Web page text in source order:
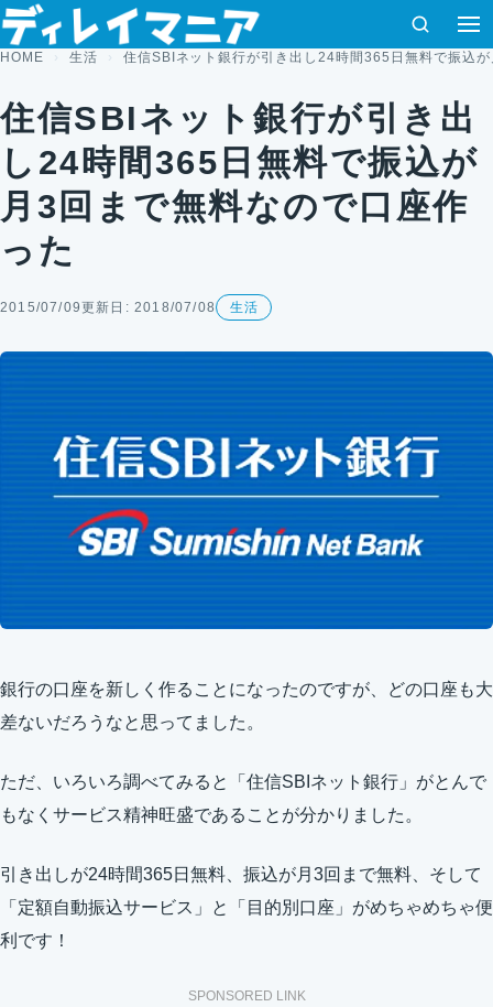
コンテンツへスキップ
検索
HOME 生活 住信SBIネット銀行が引き出し24時間365日無料で振込
住信SBIネット銀行が引き出
し24時間365日無料で振込が
月3回まで無料なので口座作
った
2015/07/09更新日: 2018/07/08 生活
銀行の口座を新しく作ることになったのですが、どの口座も大
差ないだろうなと思ってました。
ただ、いろいろ調べてみると「住信SBIネット銀行」がとんで
もなくサービス精神旺盛であることが分かりました。
引き出しが24時間365日無料、振込が月3回まで無料、そして
「定額自動振込サービス」と「目的別口座」がめちゃめちゃ便
利です！
SPONSORED LINK